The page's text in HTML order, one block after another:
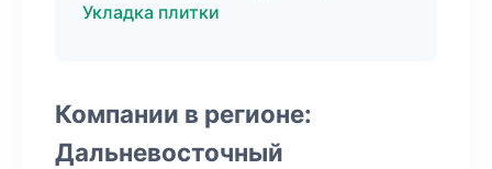
Укладка плитки
Компании в регионе:
Дальневосточный